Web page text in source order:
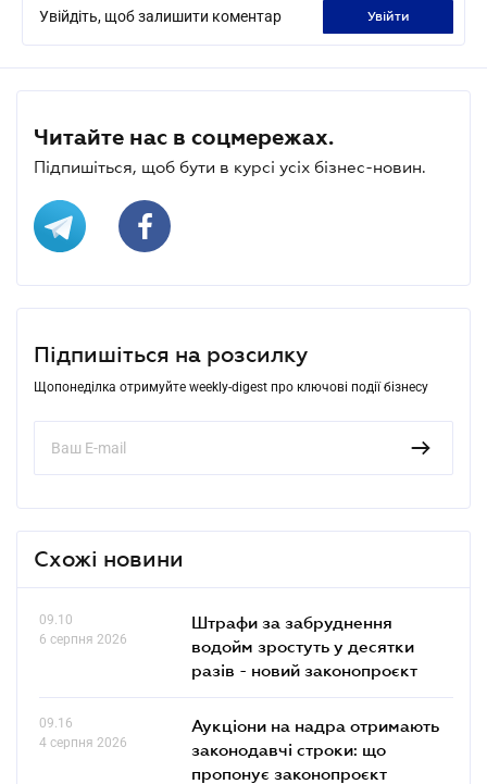
Увійдіть, щоб залишити коментар увійти
Читайте нас в соцмережах.
Підпишіться, щоб бути в курсі усіх бізнес-новин.
Підпишіться на розсилку
Щопонеділка отримуйте weekly-digest про ключові події бізнесу
Схожі новини
09.10
6 серпня 2026
Штрафи за забруднення
водойм зростуть у десятки
разів - новий законопроєкт
09.16
4 серпня 2026
Аукціони на надра отримають
законодавчі строки: що
пропонує законопроєкт